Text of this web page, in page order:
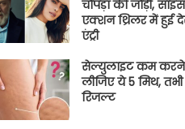
चोपड़ा की जोड़ी,
एक्शन थ्रिलर में हुई
एंट्री
सेल्युलाइट कम
लीजिए ये 5 मिथ,
रिजल्ट